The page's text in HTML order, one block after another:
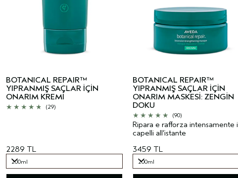
BOTANICAL REPAIR™
YIPRANMIŞ SAÇLAR İÇİN
ONARIM KREMİ
(29)
2289 TL
200ml
BOTANICAL REPAIR™
YIPRANMIŞ SAÇLAR İÇİN
ONARIM MASKESİ: ZENGİN
DOKU
(90)
Ripara e rafforza intensamente i
capelli all’istante
3459 TL
200ml